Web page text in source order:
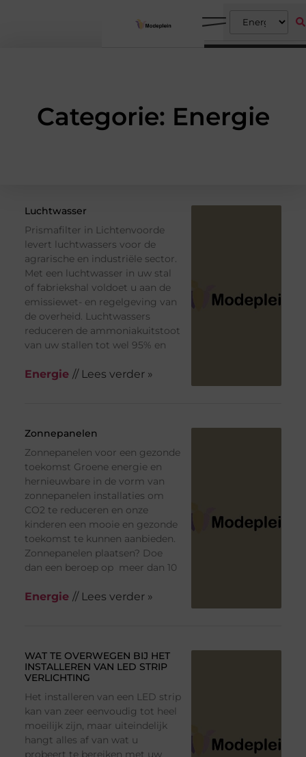
Categorie: Energie
Luchtwasser
Prismafilter in Lichtenvoorde
levert luchtwassers voor de
agrarische en industriële sector.
Met een luchtwasser in uw stal
of fabriekshal voldoet u aan de
emissiewet- en regelgeving van
de overheid. Luchtwassers
reduceren de ammoniakuitstoot
van uw stallen tot wel 95% en
Energie // Lees verder »
Zonnepanelen
Zonnepanelen voor een gezonde
toekomst Groene energie en
hernieuwbare in de vorm van
zonnepanelen installaties om
CO2 te reduceren en onze
kinderen een mooie en gezonde
toekomst te kunnen aanbieden.
Zonnepanelen plaatsen? Doe
dan een beroep op meer dan 10
Energie // Lees verder »
WAT TE OVERWEGEN BIJ HET
INSTALLEREN VAN LED STRIP
VERLICHTING
Het installeren van een LED strip
kan van zeer eenvoudig tot heel
moeilijk zijn, maar uiteindelijk
hangt alles af van wat u
probeert te bereiken met uw